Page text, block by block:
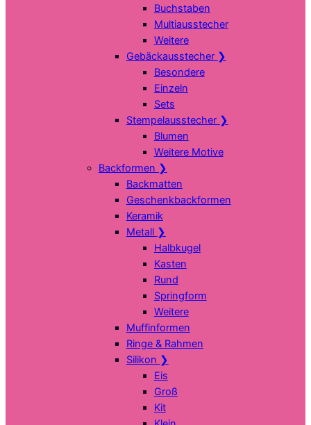
Buchstaben
Multiausstecher
Weitere
Gebäckausstecher ❯
Besondere
Einzeln
Sets
Stempelausstecher ❯
Blumen
Weitere Motive
Backformen ❯
Backmatten
Geschenkbackformen
Keramik
Metall ❯
Halbkugel
Kasten
Rund
Springform
Weitere
Muffinformen
Ringe & Rahmen
Silikon ❯
Eis
Groß
Kit